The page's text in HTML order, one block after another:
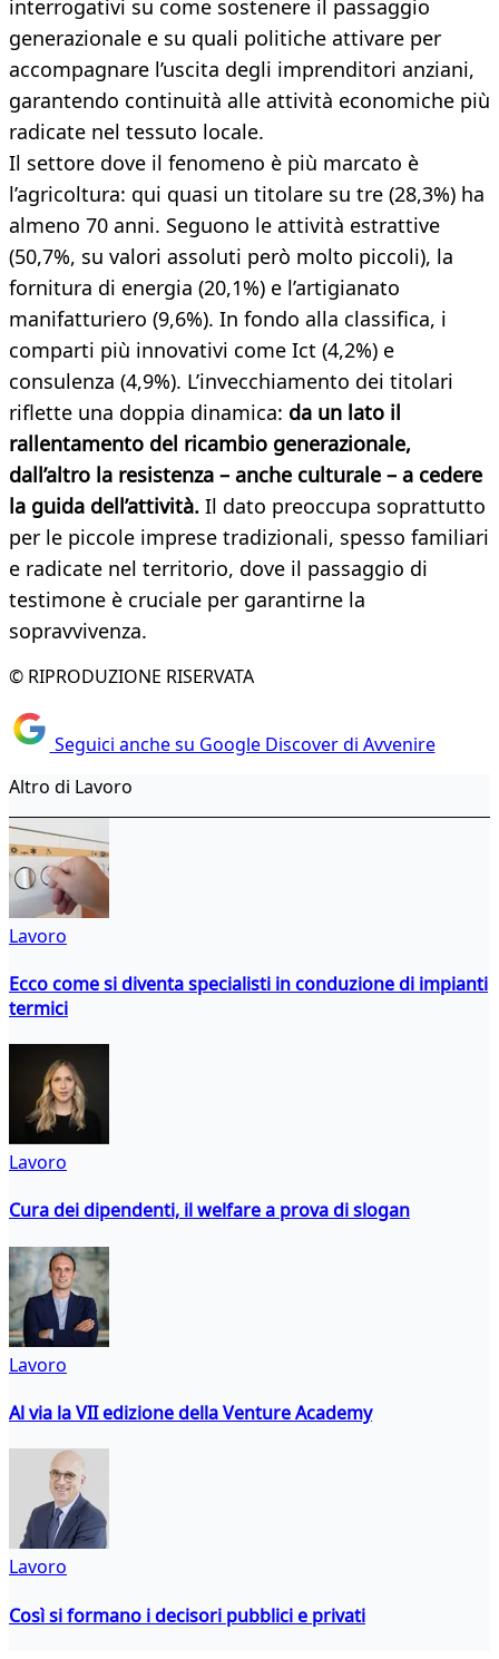
interrogativi su come sostenere il passaggio
generazionale e su quali politiche attivare per
accompagnare l’uscita degli imprenditori anziani,
garantendo continuità alle attività economiche più
radicate nel tessuto locale.
Il settore dove il fenomeno è più marcato è
l’agricoltura: qui quasi un titolare su tre (28,3%) ha
almeno 70 anni. Seguono le attività estrattive
(50,7%, su valori assoluti però molto piccoli), la
fornitura di energia (20,1%) e l’artigianato
manifatturiero (9,6%). In fondo alla classifica, i
comparti più innovativi come Ict (4,2%) e
consulenza (4,9%). L’invecchiamento dei titolari
riflette una doppia dinamica: da un lato il
rallentamento del ricambio generazionale,
dall’altro la resistenza – anche culturale – a cedere
la guida dell’attività. Il dato preoccupa soprattutto
per le piccole imprese tradizionali, spesso familiari
e radicate nel territorio, dove il passaggio di
testimone è cruciale per garantirne la
sopravvivenza.
© RIPRODUZIONE RISERVATA
Seguici anche su Google Discover di Avvenire
Altro di Lavoro
Lavoro
Ecco come si diventa specialisti in conduzione di impianti
termici
Lavoro
Cura dei dipendenti, il welfare a prova di slogan
Lavoro
Al via la VII edizione della Venture Academy
Lavoro
Così si formano i decisori pubblici e privati